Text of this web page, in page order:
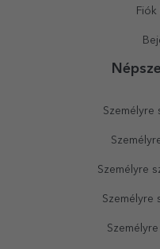
Személyre
Személyre
Személyre